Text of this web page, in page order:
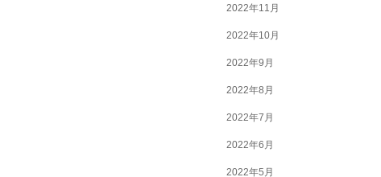
2022年11月
2022年10月
2022年9月
2022年8月
2022年7月
2022年6月
2022年5月